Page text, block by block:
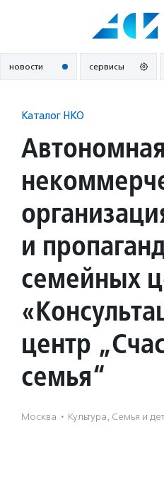
новости сервисы
Каталог НКО
Автономная
и
семейных
центр
семья“
Москва · Культура, Семья и